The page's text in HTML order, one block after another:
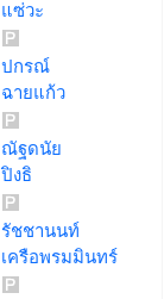
แซ่วะ
ปกรณ์
ฉายแก้ว
ณัฐดนัย
ปิงธิ
รัชชานนท์
เครือพรมมินทร์